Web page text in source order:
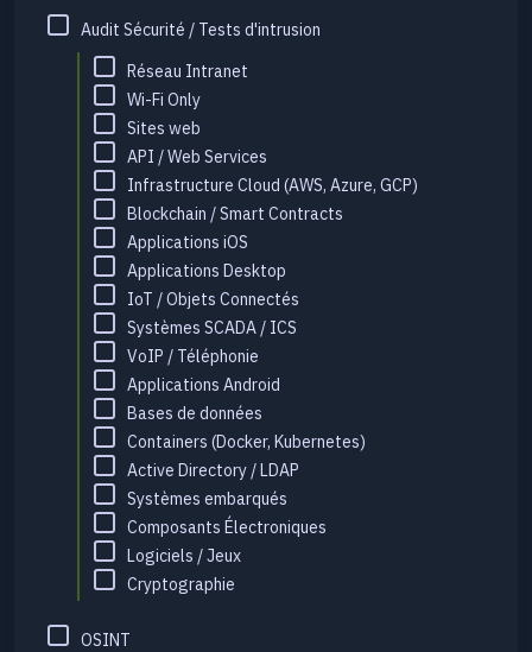
Audit Sécurité / Tests d'intrusion
Réseau Intranet
Wi-Fi Only
Sites web
API / Web Services
Infrastructure Cloud (AWS, Azure, GCP)
Blockchain / Smart Contracts
Applications iOS
Applications Desktop
IoT / Objets Connectés
Systèmes SCADA / ICS
VoIP / Téléphonie
Applications Android
Bases de données
Containers (Docker, Kubernetes)
Active Directory / LDAP
Systèmes embarqués
Composants Électroniques
Logiciels / Jeux
Cryptographie
OSINT